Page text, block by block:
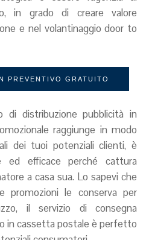
in grado di creare valore
e nel volantinaggio door to
PREVENTIVO GRATUITO
di distribuzione pubblicità in
raggiunge in modo
dei tuoi potenziali clienti, è
ed efficace perché cattura
a casa sua. Lo sapevi che
le conserva per
il servizio di consegna
in cassetta postale è perfetto